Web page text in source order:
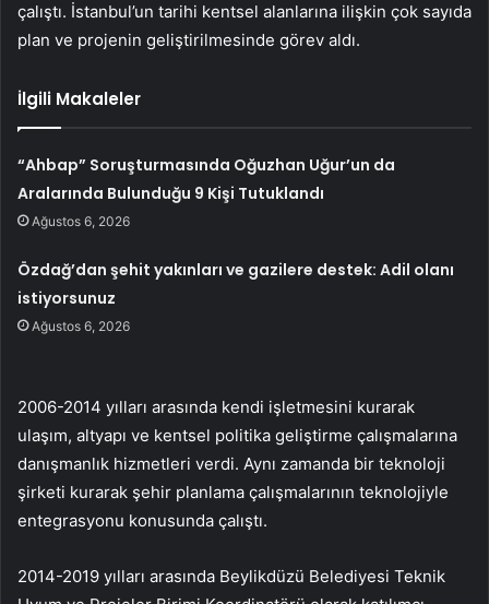
çalıştı. İstanbul’un tarihi kentsel alanlarına ilişkin çok sayıda
plan ve projenin geliştirilmesinde görev aldı.
İlgili Makaleler
“Ahbap” Soruşturmasında Oğuzhan Uğur’un da
Aralarında Bulunduğu 9 Kişi Tutuklandı
Ağustos 6, 2026
Özdağ’dan şehit yakınları ve gazilere destek: Adil olanı
istiyorsunuz
Ağustos 6, 2026
2006-2014 yılları arasında kendi işletmesini kurarak
ulaşım, altyapı ve kentsel politika geliştirme çalışmalarına
danışmanlık hizmetleri verdi. Aynı zamanda bir teknoloji
şirketi kurarak şehir planlama çalışmalarının teknolojiyle
entegrasyonu konusunda çalıştı.
2014-2019 yılları arasında Beylikdüzü Belediyesi Teknik